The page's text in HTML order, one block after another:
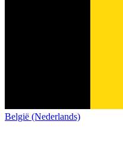
België (Nederlands)